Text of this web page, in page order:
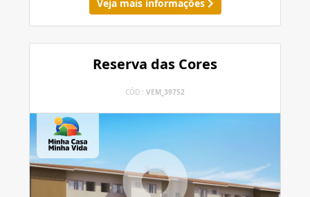
Veja mais informações
Reserva das Cores
CÓD.: VEM_39752